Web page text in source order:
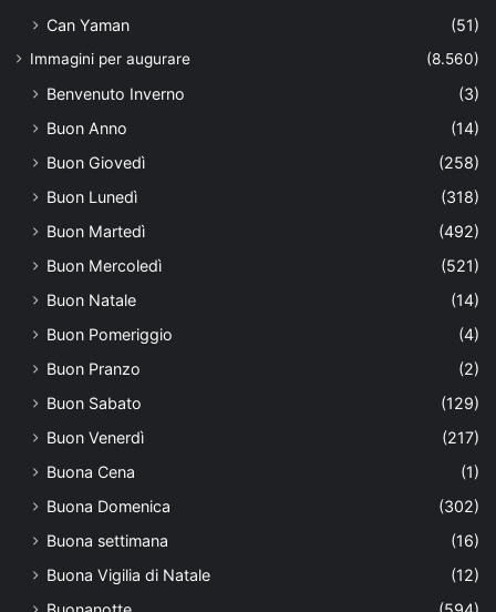
Can Yaman (51)
Immagini per augurare (8.560)
Benvenuto Inverno
(3)
Buon Anno
(14)
Buon Giovedì
(258)
Buon Lunedì
(318)
Buon Martedì
(492)
Buon Mercoledì
(521)
Buon Natale
(14)
Buon Pomeriggio
(4)
Buon Pranzo
(2)
Buon Sabato
(129)
Buon Venerdì
(217)
Buona Cena
(1)
Buona Domenica
(302)
Buona settimana
(16)
Buona Vigilia di Natale
(12)